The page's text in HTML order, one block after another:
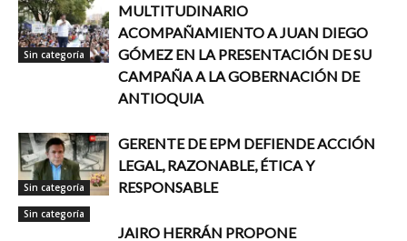
Sin categoría
MULTITUDINARIO
ACOMPAÑAMIENTO A JUAN DIEGO
GÓMEZ EN LA PRESENTACIÓN DE SU
CAMPAÑA A LA GOBERNACIÓN DE
ANTIOQUIA
Sin categoría
GERENTE DE EPM DEFIENDE ACCIÓN
LEGAL, RAZONABLE, ÉTICA Y
RESPONSABLE
Sin categoría
JAIRO HERRÁN PROPONE